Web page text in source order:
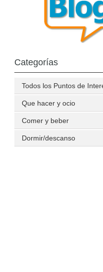
Categorías
Todos los Puntos de
Que hacer y ocio
Comer y beber
Dormir/descanso